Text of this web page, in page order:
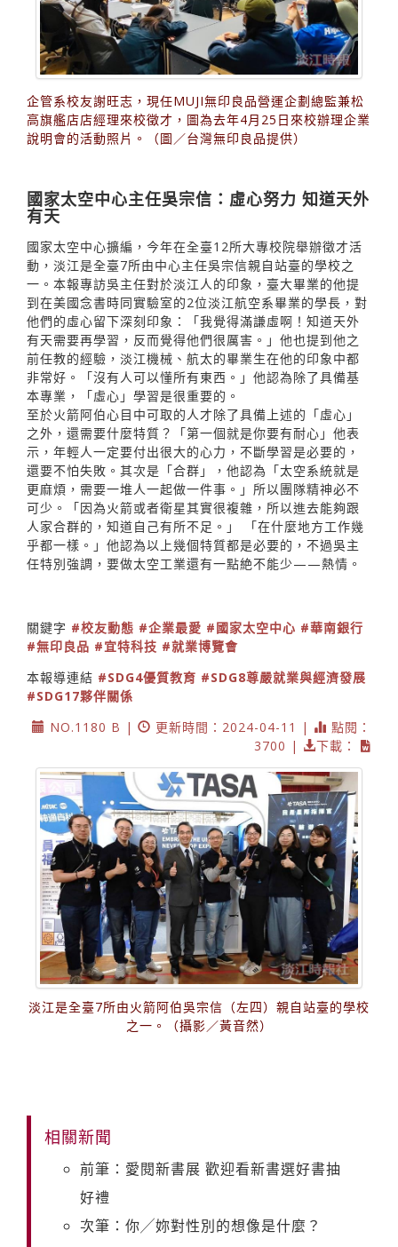
企管系校友謝旺志，現任MUJI無印良品營運企劃總監兼松
高旗艦店店經理來校徵才，圖為去年4月25日來校辦理企業
說明會的活動照片。（圖／台灣無印良品提供）
國家太空中心主任吳宗信：虛心努力 知道天外
有天
國家太空中心擴編，今年在全臺12所大專校院舉辦徵才活
動，淡江是全臺7所由中心主任吳宗信親自站臺的學校之
一。本報專訪吳主任對於淡江人的印象，臺大畢業的他提
到在美國念書時同實驗室的2位淡江航空系畢業的學長，對
他們的虛心留下深刻印象：「我覺得滿謙虛啊！知道天外
有天需要再學習，反而覺得他們很厲害。」他也提到他之
前任教的經驗，淡江機械、航太的畢業生在他的印象中都
非常好。「沒有人可以懂所有東西。」他認為除了具備基
本專業，「虛心」學習是很重要的。
至於火箭阿伯心目中可取的人才除了具備上述的「虛心」
之外，還需要什麼特質？「第一個就是你要有耐心」他表
示，年輕人一定要付出很大的心力，不斷學習是必要的，
還要不怕失敗。其次是「合群」，他認為「太空系統就是
更麻煩，需要一堆人一起做一件事。」所以團隊精神必不
可少。「因為火箭或者衛星其實很複雜，所以進去能夠跟
人家合群的，知道自己有所不足。」 「在什麼地方工作幾
乎都一樣。」他認為以上幾個特質都是必要的，不過吳主
任特別強調，要做太空工業還有一點絶不能少——熱情。
關鍵字 #校友動態 #企業最愛 #國家太空中心 #華南銀行
#無印良品 #宜特科技 #就業博覽會
本報導連結 #SDG4優質教育 #SDG8尊嚴就業與經濟發展
#SDG17夥伴關係
NO.1180 B |
更新時間：2024-04-11 |
點閱：
3700 |
下載：
淡江是全臺7所由火箭阿伯吳宗信（左四）親自站臺的學校
之一。（攝影／黃音然）
相關新聞
前筆：愛閱新書展 歡迎看新書選好書抽
好禮
次筆：你╱妳對性別的想像是什麼？